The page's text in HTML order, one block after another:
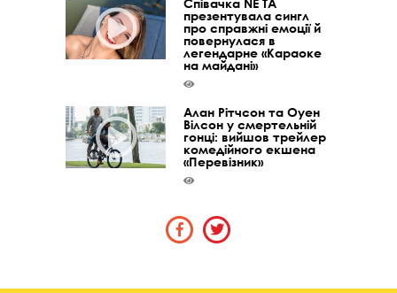
Співачка NE TA
презентувала сингл
про справжні емоції й
повернулася в
легендарне «Караоке
на майдані»
Алан Рітчсон та Оуен
Вілсон у смертельній
гонці: вийшов трейлер
комедійного екшена
«Перевізник»